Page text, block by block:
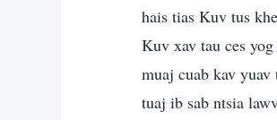
hais tias Kuv tus
Kuv xav tau ces
muaj cuab kav
tuaj ib sab ntsia